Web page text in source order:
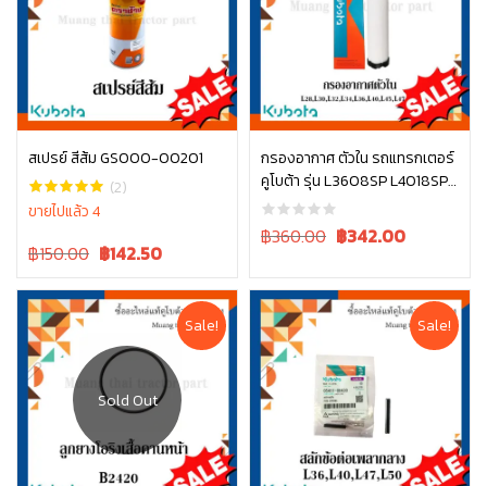
สเปรย์ สีส้ม GS000-00201
(2)
ขายไปแล้ว 4
Original
was:
฿150.00.
฿150.00 Current
is:
฿150.00.
฿142.50
หยิบใส่ตะกร้า
กรองอากาศ ตัวใน รถแทรกเตอร์
คูโบต้า รุ่น L3608SP L4018SP
L4708SP W9501-31090B
Original
฿360.00.
฿360.00 Current
฿360.00.
฿342.00
หยิบใส่ตะกร้า
Sale! Sale!